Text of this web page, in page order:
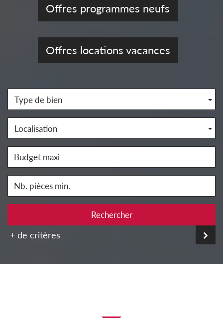
Offres programmes neufs
Offres locations vacances
Type de bien
Localisation
Rechercher
+ de critères